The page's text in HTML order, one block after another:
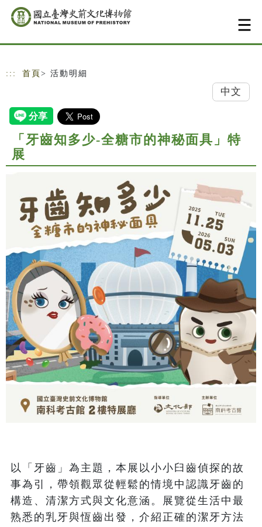
跳到主要內容
網站導覽
::: 首頁 > 活動明細
中文
「牙齒知多少-全糖市的神秘面具」特
展
以「牙齒」為主題，本展以小小臼齒偵探的故
事為引，帶領觀眾從輕鬆的情境中認識牙齒的
構造、清潔方式與文化意涵。展覽從生活中最
熟悉的乳牙與恆齒出發，介紹正確的潔牙方法